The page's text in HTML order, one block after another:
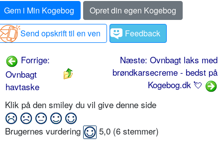
Gem i Min Kogebog
Opret din egen Kogebog
Send opskrift til en ven
Feedback
Forrige:
Ovnbagt
havtaske
Næste: Ovnbagt laks med
brøndkarsecreme - bedst på
Kogebog.dk 💘
Klik på den smiley du vil give denne side
Brugernes vurdering 5,0 (6 stemmer)